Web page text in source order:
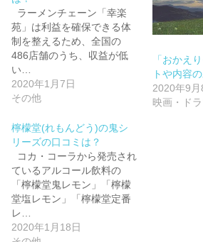
ラーメンチェーン「幸楽
苑」は利益を確保できる体
制を整えるため、全国の
486店舗のうち、収益が低
い…
2020年1月7日
その他
「おかえ
トや内容
2020年9月
映画・ド
檸檬堂(れもんどう)の鬼シ
リーズの口コミは？
コカ・コーラから発売され
ているアルコール飲料の
「檸檬堂鬼レモン」「檸檬
堂塩レモン」「檸檬堂定番
レ…
2020年1月18日